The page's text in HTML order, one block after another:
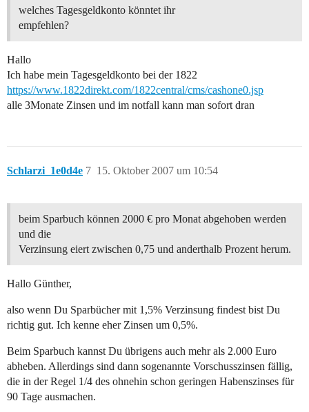
welches Tagesgeldkonto könntet ihr
empfehlen?
Hallo
Ich habe mein Tagesgeldkonto bei der 1822
https://www.1822direkt.com/1822central/cms/cashone0.jsp
alle 3Monate Zinsen und im notfall kann man sofort dran
Schlarzi_1e0d4e 15. Oktober 2007 um 10:54
7
beim Sparbuch können 2000 € pro Monat abgehoben werden
und die
Verzinsung eiert zwischen 0,75 und anderthalb Prozent herum.
Hallo Günther,
also wenn Du Sparbücher mit 1,5% Verzinsung findest bist Du
richtig gut. Ich kenne eher Zinsen um 0,5%.
Beim Sparbuch kannst Du übrigens auch mehr als 2.000 Euro
abheben. Allerdings sind dann sogenannte Vorschusszinsen fällig,
die in der Regel 1/4 des ohnehin schon geringen Habenszinses für
90 Tage ausmachen.